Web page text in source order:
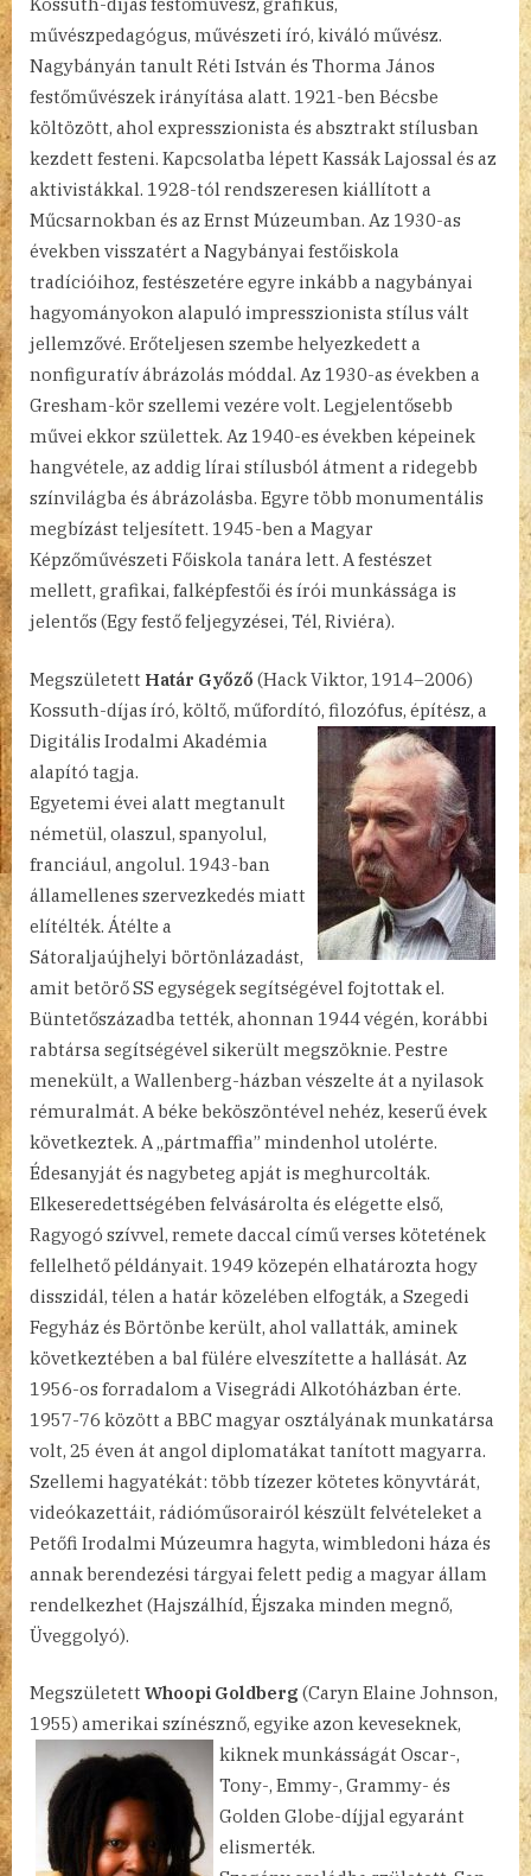
művészpedagógus, művészeti író, kiváló művész.
Nagybányán tanult Réti István és Thorma János
festőművészek irányítása alatt. 1921-ben Bécsbe
költözött, ahol expresszionista és absztrakt stílusban
kezdett festeni. Kapcsolatba lépett Kassák Lajossal és az
aktivistákkal. 1928-tól rendszeresen kiállított a
Műcsarnokban és az Ernst Múzeumban. Az 1930-as
években visszatért a Nagybányai festőiskola
tradícióihoz, festészetére egyre inkább a nagybányai
hagyományokon alapuló impresszionista stílus vált
jellemzővé. Erőteljesen szembe helyezkedett a
nonfiguratív ábrázolás móddal. Az 1930-as években a
Gresham-kör szellemi vezére volt. Legjelentősebb
művei ekkor születtek. Az 1940-es években képeinek
hangvétele, az addig lírai stílusból átment a ridegebb
színvilágba és ábrázolásba. Egyre több monumentális
megbízást teljesített. 1945-ben a Magyar
Képzőművészeti Főiskola tanára lett. A festészet
mellett, grafikai, falképfestői és írói munkássága is
jelentős (Egy festő feljegyzései, Tél, Riviéra).
Megszületett Határ Győző (Hack Viktor, 1914–2006)
Kossuth-díjas író, költő, műfordító, filozófus, építész, a
Digitális Irodalmi Akadémia
alapító tagja.
Egyetemi évei alatt megtanult
németül, olaszul, spanyolul,
franciául, angolul. 1943-ban
államellenes szervezkedés miatt
elítélték. Átélte a
Sátoraljaújhelyi börtönlázadást,
amit betörő SS egységek segítségével fojtottak el.
Büntetőszázadba tették, ahonnan 1944 végén, korábbi
rabtársa segítségével sikerült megszöknie. Pestre
menekült, a Wallenberg-házban vészelte át a nyilasok
rémuralmát. A béke beköszöntével nehéz, keserű évek
következtek. A „pártmaffia” mindenhol utolérte.
Édesanyját és nagybeteg apját is meghurcolták.
Elkeseredettségében felvásárolta és elégette első,
Ragyogó szívvel, remete daccal című verses kötetének
fellelhető példányait. 1949 közepén elhatározta hogy
disszidál, télen a határ közelében elfogták, a Szegedi
Fegyház és Börtönbe került, ahol vallatták, aminek
következtében a bal fülére elveszítette a hallását. Az
1956-os forradalom a Visegrádi Alkotóházban érte.
1957-76 között a BBC magyar osztályának munkatársa
volt, 25 éven át angol diplomatákat tanított magyarra.
Szellemi hagyatékát: több tízezer kötetes könyvtárát,
videókazettáit, rádióműsorairól készült felvételeket a
Petőfi Irodalmi Múzeumra hagyta, wimbledoni háza és
annak berendezési tárgyai felett pedig a magyar állam
rendelkezhet (Hajszálhíd, Éjszaka minden megnő,
Üveggolyó).
Megszületett Whoopi Goldberg (Caryn Elaine Johnson,
1955) amerikai színésznő, egyike azon keveseknek,
kiknekmunkásságát Oscar-,
Tony-, Emmy-, Grammy- és
Golden Globe-díjjal egyaránt
elismerték.